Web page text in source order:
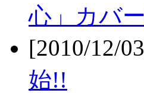
心」カバ
[2010/12/
始!!